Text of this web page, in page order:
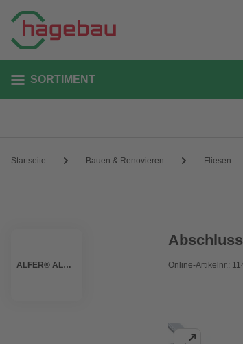
SORTIMENT
Startseite Bauen & Renovieren Fliesen
ALFER® ALUMINIUM Online-Artikelnr.: